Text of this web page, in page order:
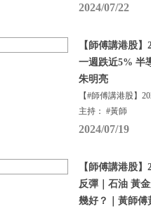
2024/07/22
【師傅講港股
一週跌近5% 半
朱明亮
【#師傅講港股】
主持： #黃師
2024/07/19
【師傅講港股
反彈｜石油 黃
幾好？｜黃師傅